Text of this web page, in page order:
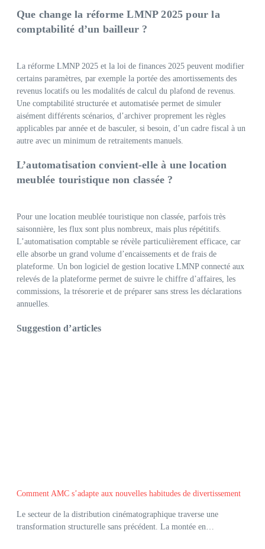
Que change la réforme LMNP 2025 pour la
comptabilité d’un bailleur ?
La réforme LMNP 2025 et la loi de finances 2025 peuvent modifier
certains paramètres, par exemple la portée des amortissements des
revenus locatifs ou les modalités de calcul du plafond de revenus.
Une comptabilité structurée et automatisée permet de simuler
aisément différents scénarios, d’archiver proprement les règles
applicables par année et de basculer, si besoin, d’un cadre fiscal à un
autre avec un minimum de retraitements manuels.
L’automatisation convient‑elle à une location
meublée touristique non classée ?
Pour une location meublée touristique non classée, parfois très
saisonnière, les flux sont plus nombreux, mais plus répétitifs.
L’automatisation comptable se révèle particulièrement efficace, car
elle absorbe un grand volume d’encaissements et de frais de
plateforme. Un bon logiciel de gestion locative LMNP connecté aux
relevés de la plateforme permet de suivre le chiffre d’affaires, les
commissions, la trésorerie et de préparer sans stress les déclarations
annuelles.
Suggestion d’articles
Comment AMC s’adapte aux nouvelles habitudes de divertissement
Le secteur de la distribution cinématographique traverse une
transformation structurelle sans précédent. La montée en…